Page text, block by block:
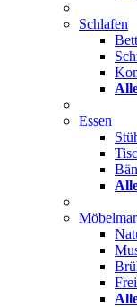
Schlafen
Essen